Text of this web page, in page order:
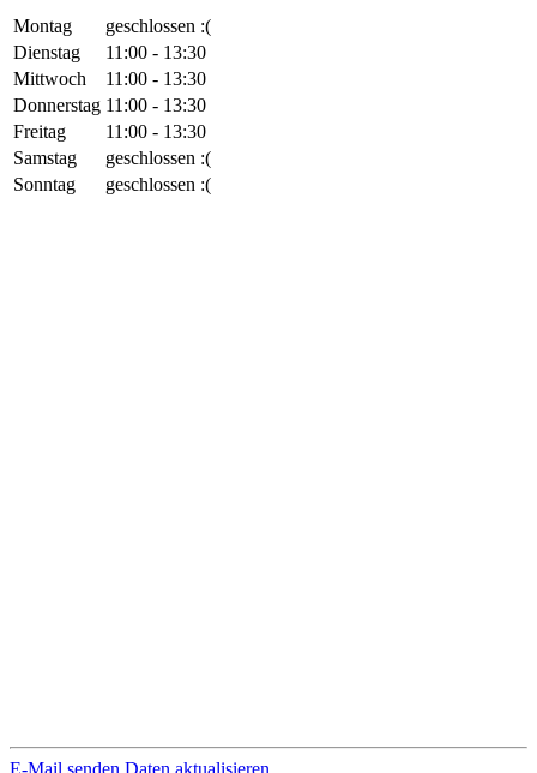
Montag
geschlossen :(
Dienstag
11:00 - 13:30
Mittwoch
11:00 - 13:30
Donnerstag 11:00 - 13:30
Freitag
11:00 - 13:30
Samstag
geschlossen :(
Sonntag
geschlossen :(
E-Mail senden Daten aktualisieren